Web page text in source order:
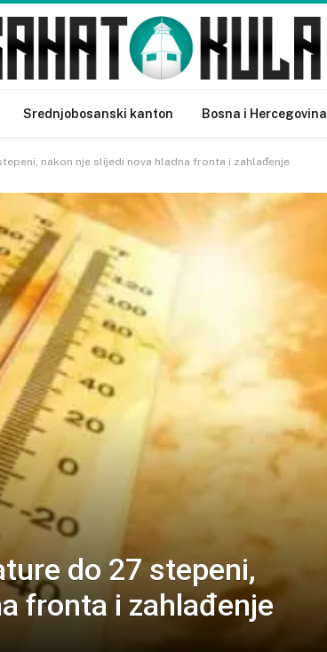
Srednjobosanski kanton Bosna i Hercegovina
nakon nje slijedi nova hladna fronta i zahlađenje
do 27 stepeni,
fronta i zahlađenje